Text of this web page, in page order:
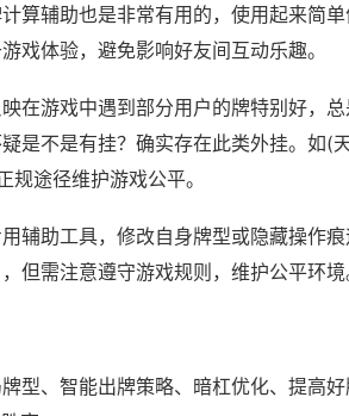
算辅助也是非常有用的，使用起来简
戏体验，避免影响好友间互动乐趣。
在游戏中遇到部分用户的牌特别好，
是不是有挂？确实存在此类外挂。如(
途径维护游戏公平。
辅助工具，修改自身牌型或隐藏操作痕
但需注意遵守游戏规则，维护公平环境
型、智能出牌策略、暗杠优化、提高